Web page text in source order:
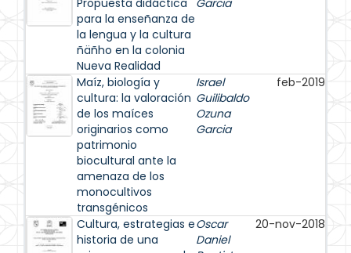
Propuesta didáctica
para la enseñanza de
la lengua y la cultura
ñäñho en la colonia
Nueva Realidad
Garcia
Maíz, biología y
cultura: la valoración
de los maíces
originarios como
patrimonio
biocultural ante la
amenaza de los
monocultivos
transgénicos
Israel
Guilibaldo
Ozuna
Garcia
feb-2019
Cultura, estrategias e
historia de una
Oscar
Daniel
20-nov-2018